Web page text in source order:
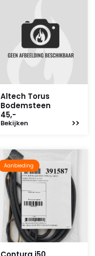
Altech Torus
Bodemsteen
45,-
Bekijken
Aanbieding